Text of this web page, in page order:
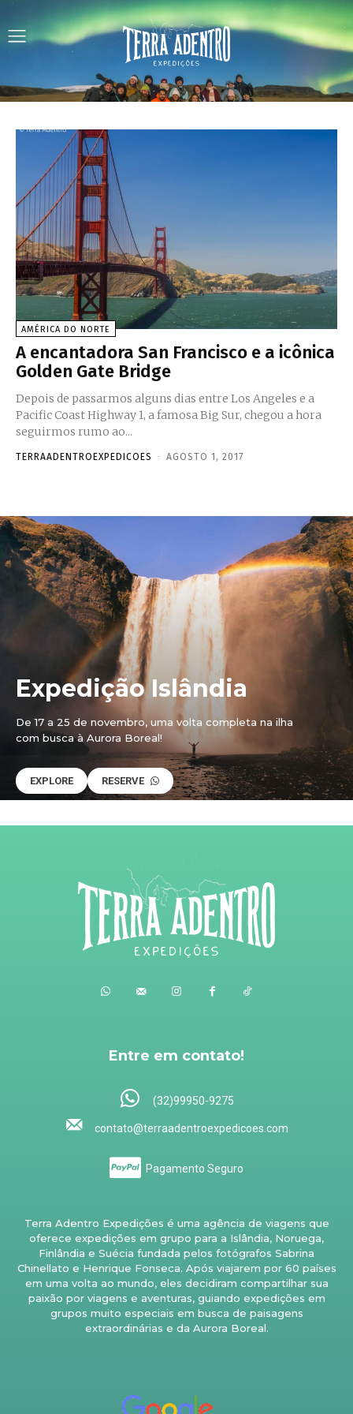
AMÉRICA DO NORTE
A encantadora San Francisco e a icônica
Golden Gate Bridge
Depois de passarmos alguns dias entre Los Angeles e a
Pacific Coast Highway 1, a famosa Big Sur, chegou a hora
seguirmos rumo ao...
TERRAADENTROEXPEDICOES - AGOSTO 1, 2017
Expedição Islândia
De 17 a 25 de novembro, uma volta completa na ilha
com busca à Aurora Boreal!
EXPLORE RESERVE
Entre em contato!
(32)99950-9275
contato@terraadentroexpedicoes.com
Pagamento Seguro
Terra Adentro Expedições é uma agência de viagens que
oferece expedições em grupo para a Islândia, Noruega,
Finlândia e Suécia fundada pelos fotógrafos Sabrina
Chinellato e Henrique Fonseca. Após viajarem por 60 países
em uma volta ao mundo, eles decidiram compartilhar sua
paixão por viagens e aventuras, guiando expedições em
grupos muito especiais em busca de paisagens
extraordinárias e da Aurora Boreal.